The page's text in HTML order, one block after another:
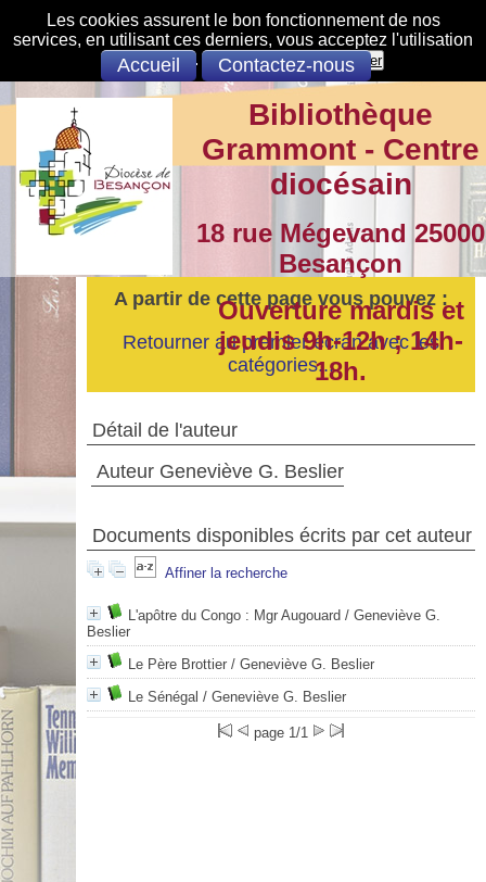
Les cookies assurent le bon fonctionnement de nos
services, en utilisant ces derniers, vous acceptez l'utilisation
des cookies.
S'opposer Accepter
Accueil Contactez-nous
A partir de cette page vous pouvez :
Retourner au premier écran avec les
catégories...
Détail de l'auteur
Auteur Geneviève G. Beslier
Documents disponibles écrits par cet auteur
Affiner la recherche
L'apôtre du Congo : Mgr Augouard / Geneviève G.
Beslier
Le Père Brottier/ Geneviève G. Beslier
Le Sénégal / Geneviève G. Beslier
page 1/1
Bibliothèque
Grammont - Centre
diocésain
18 rue Mégevand 25000
Besançon
Ouverture mardis et
jeudis 9h-12h ; 14h-
18h.